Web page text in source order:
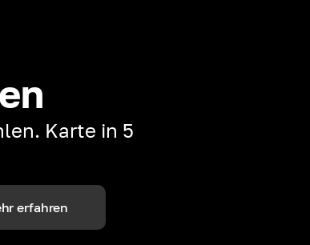
Karte in 5
erfahren